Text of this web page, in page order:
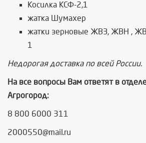
Косилка КСФ-2,1
жатка Шумахер
жатки зерновые ЖВЗ, ЖВН ,
1
Недорогая доставка по всей России.
На все вопросы Вам ответят в
Агрогород:
8 800 6000 311
2000550@mail.ru